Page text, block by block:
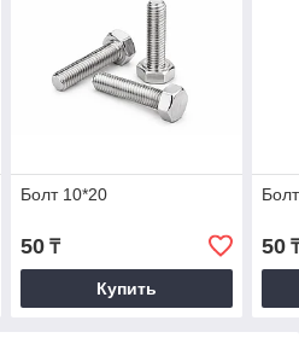
Болт 10*20
50₸
Купить
50